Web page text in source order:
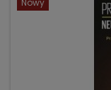
Nowy